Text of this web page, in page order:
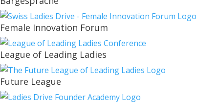
Female Innovation Forum
League of Leading Ladies
Future League